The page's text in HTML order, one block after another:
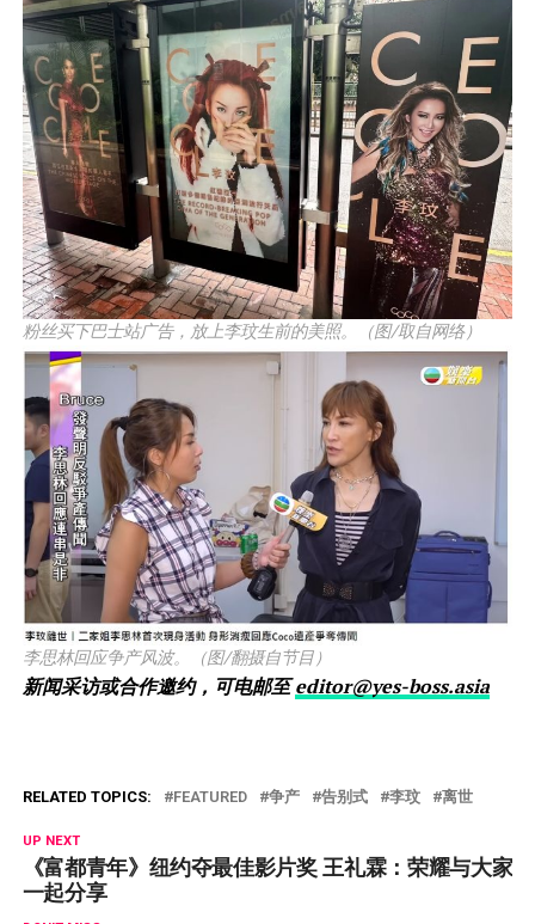
粉丝买下巴士站广告，放上李玟生前的美照。（图/取自网络）
李思林回应争产风波。（图/翻摄自节目）
新闻采访或合作邀约，可电邮至editor@yes-boss.asia
RELATED TOPICS: FEATURED 争产 告别式 李玟 离世
UP NEXT
《富都青年》纽约夺最佳影片奖 王礼霖：荣耀与大家
一起分享